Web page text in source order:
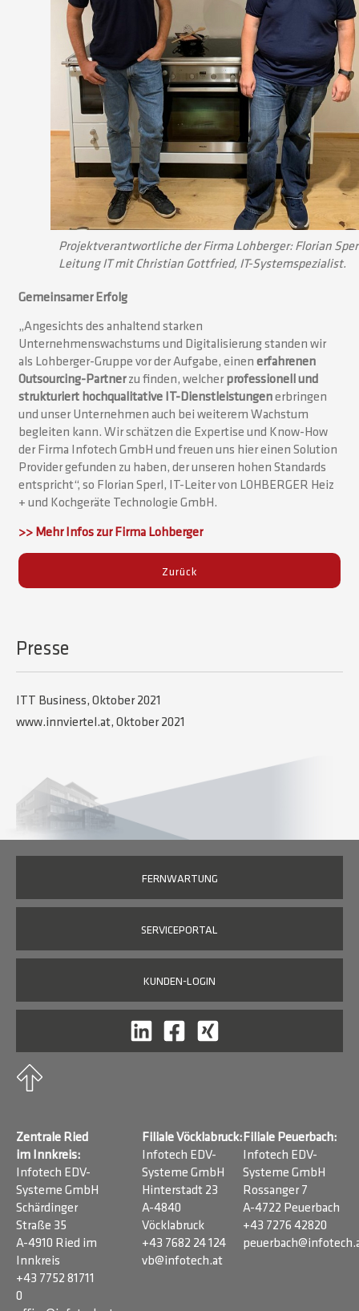
Projektverantwortliche der Firma Lohberger: Florian
Leitung IT mit Christian Gottfried, IT-Systemspezialist.
Gemeinsamer Erfolg
„Angesichts des anhaltend starken
Unternehmenswachstums und Digitalisierung standen wir
als Lohberger-Gruppe vor der Aufgabe, einen erfahrenen
Outsourcing-Partnerzu finden, welcherprofessionell und
strukturiert hochqualitative IT-Dienstleistungenerbringen
und unser Unternehmen auch bei weiterem Wachstum
begleiten kann. Wir schätzen die Expertise und Know-How
der Firma Infotech GmbH und freuen uns hier einen Solution
Provider gefunden zu haben, der unseren hohen Standards
entspricht“, so Florian Sperl, IT-Leiter von LOHBERGER Heiz
+ und Kochgeräte Technologie GmbH.
>> Mehr Infos zur Firma Lohberger
Zurück
Presse
ITT Business, Oktober 2021
www.innviertel.at, Oktober 2021
FERNWARTUNG
SERVICEPORTAL
KUNDEN-LOGIN
Zentrale Ried
im Innkreis:
Infotech EDV-
Systeme GmbH
Schärdinger
Straße 35
A-4910 Ried im
Innkreis
+43 7752 81711
0
Filiale Vöcklabruck:
Infotech EDV-
Systeme GmbH
Hinterstadt 23
A-4840
Vöcklabruck
+43 7682 24 124
vb@infotech.at
Filiale Peuerbach:
Infotech EDV-
Systeme GmbH
Rossanger 7
A-4722 Peuerbach
+43 7276 42820